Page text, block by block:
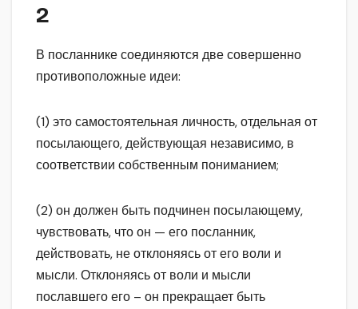
2
В посланнике соединяются две совершенно
противоположные идеи:
(1) это самостоятельная личность, отдельная от
посылающего, действующая независимо, в
соответствии собственным пониманием;
(2) он должен быть подчинен посылающему,
чувствовать, что он — его посланник,
действовать, не отклоняясь от его воли и
мысли. Отклоняясь от воли и мысли
пославшего его – он прекращает быть